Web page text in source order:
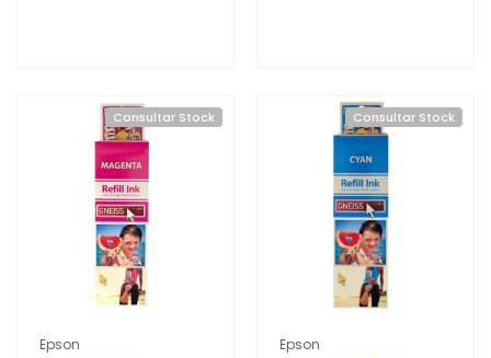
Consultar Stock
Epson
Consultar Stock
Epson